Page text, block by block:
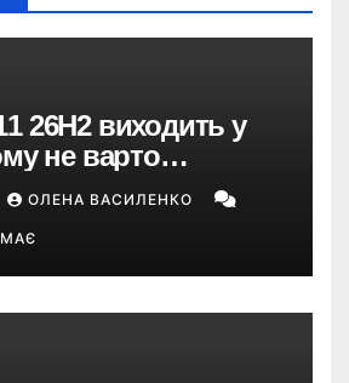
26H2 виходить у
не варто
це оновлення
ОЛЕНА ВАСИЛЕНКО